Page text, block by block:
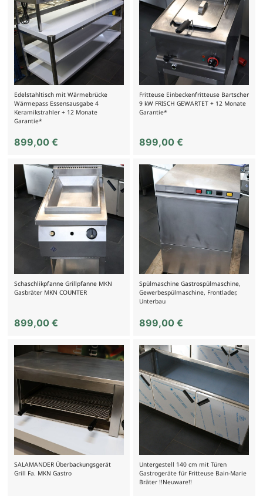
Edelstahltisch mit Wärmebrücke
Wärmepass Essensausgabe 4
Keramikstrahler + 12 Monate
Garantie*
899,00 €
Fritteuse Einbeckenfritteuse Bartscher
9 kW FRISCH GEWARTET + 12 Monate
Garantie*
899,00€
Schaschlikpfanne Grillpfanne MKN
Gasbräter MKN COUNTER
899,00 €
Spülmaschine Gastrospülmaschine,
Gewerbespülmaschine, Frontlader,
Unterbau
899,00€
SALAMANDER Überbackungsgerät
Grill Fa. MKN Gastro
Untergestell 140 cm mit Türen
Gastrogeräte für Fritteuse Bain-Marie
Bräter !!Neuware!!